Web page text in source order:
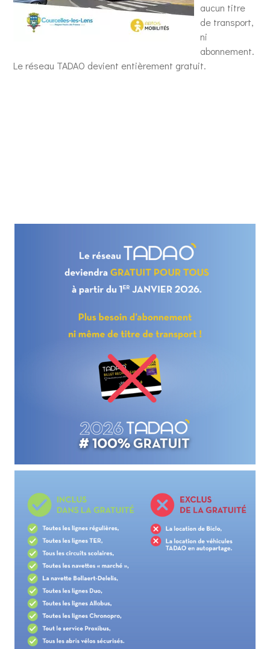
aucun titre
de transport,
ni
abonnement.
Le réseau TADAO devient entièrement gratuit.